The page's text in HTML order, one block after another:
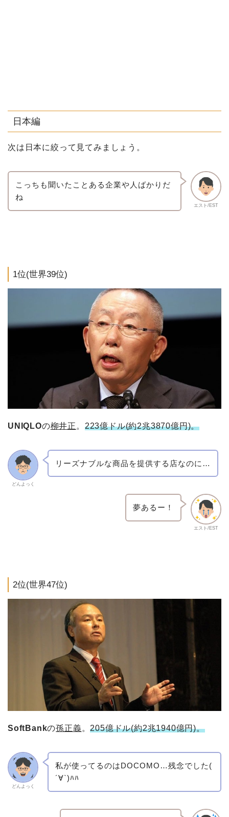
日本編
次は日本に絞って見てみましょう。
エスト/EST
こっちも聞いたことある企業や人ばかりだ
ね
1位(世界39位)
UNIQLOの柳井正 。 223億ドル(約2兆3870億円)。
どんよっく
リーズナブルな商品を提供する店なのに…
エスト/EST
夢あるー！
2位(世界47位)
SoftBankの孫正義。205億ドル(約2兆1940億円)。
どんよっく
私が使ってるのはDOCOMO…残念でした(
´∀`)ﾊﾊ